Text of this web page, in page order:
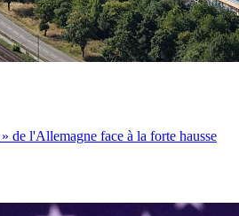
de l'Allemagne face à la forte hausse